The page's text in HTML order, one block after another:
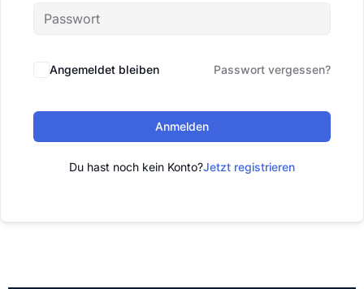
Angemeldet bleiben Passwort vergessen?
Anmelden
Du hast noch kein Konto?Jetzt registrieren